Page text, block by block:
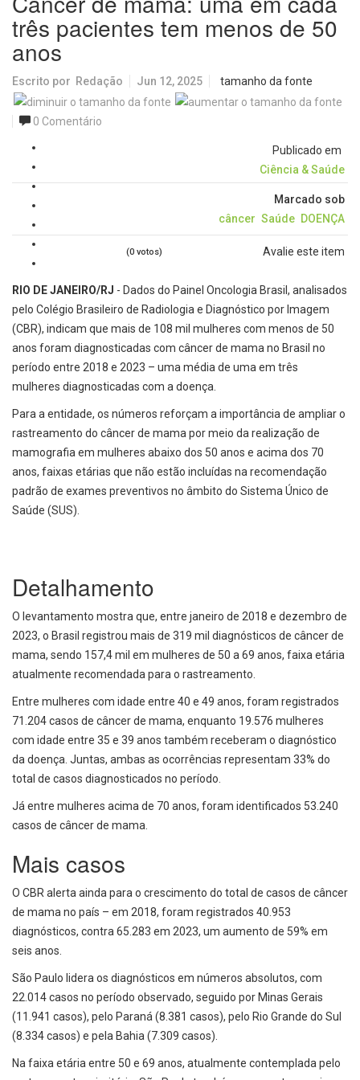
três pacientes tem menos de 50
anos
Escrito por Redação Jun 12, 2025 tamanho da fonte
0 Comentário
Publicado em
Ciência & Saúde
Marcado sob
câncer Saúde DOENÇA
Avalie este item
(0 votos)
RIO DE JANEIRO/RJ - Dados do Painel Oncologia Brasil, analisados
pelo Colégio Brasileiro de Radiologia e Diagnóstico por Imagem
(CBR), indicam que mais de 108 mil mulheres com menos de 50
anos foram diagnosticadas com câncer de mama no Brasil no
período entre 2018 e 2023 – uma média de uma em três
mulheres diagnosticadas com a doença.
Para a entidade, os números reforçam a importância de ampliar o
rastreamento do câncer de mama por meio da realização de
mamografia em mulheres abaixo dos 50 anos e acima dos 70
anos, faixas etárias que não estão incluídas na recomendação
padrão de exames preventivos no âmbito do Sistema Único de
Saúde (SUS).
Detalhamento
O levantamento mostra que, entre janeiro de 2018 e dezembro de
2023, o Brasil registrou mais de 319 mil diagnósticos de câncer de
mama, sendo 157,4 mil em mulheres de 50 a 69 anos, faixa etária
atualmente recomendada para o rastreamento.
Entre mulheres com idade entre 40 e 49 anos, foram registrados
71.204 casos de câncer de mama, enquanto 19.576 mulheres
com idade entre 35 e 39 anos também receberam o diagnóstico
da doença. Juntas, ambas as ocorrências representam 33% do
total de casos diagnosticados no período.
Já entre mulheres acima de 70 anos, foram identificados 53.240
casos de câncer de mama.
Mais casos
O CBR alerta ainda para o crescimento do total de casos de câncer
de mama no país – em 2018, foram registrados 40.953
diagnósticos, contra 65.283 em 2023, um aumento de 59% em
seis anos.
São Paulo lidera os diagnósticos em números absolutos, com
22.014 casos no período observado, seguido por Minas Gerais
(11.941 casos), pelo Paraná (8.381 casos), pelo Rio Grande do Sul
(8.334 casos) e pela Bahia (7.309 casos).
Na faixa etária entre 50 e 69 anos, atualmente contemplada pelo